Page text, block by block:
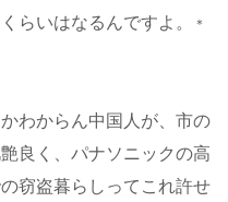
らいはなるんですよ。
＊
わからん中国人が、市の
良く、パナソニックの高
窃盗暮らしってこれ許せ